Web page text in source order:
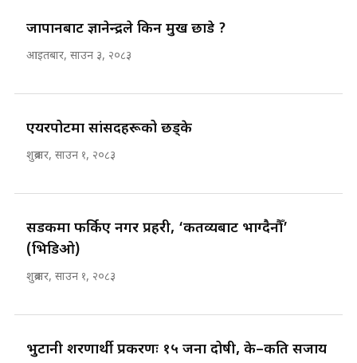
जापानबाट ज्ञानेन्द्रले किन मुख छाडे ?
आइतबार, साउन ३, २०८३
एयरपोर्टमा सांसदहरूको छड्के
शुक्रबार, साउन १, २०८३
सडकमा फर्किए नगर प्रहरी, ‘कर्तव्यबाट भाग्दैनौँ’
(भिडिओ)
शुक्रबार, साउन १, २०८३
भुटानी शरणार्थी प्रकरणः १५ जना दोषी, के–कति सजाय